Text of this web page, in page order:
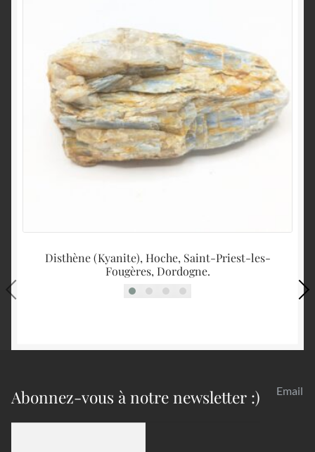
Disthène (Kyanite), Hoche, Saint-Priest-les-
Fougères, Dordogne.
Abonnez-vous à notre newsletter :) Email